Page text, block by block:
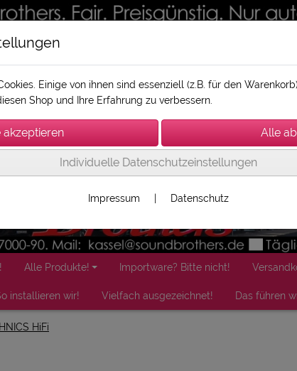
Alle Produkte! Importware? Bitte nicht!
installieren wir! Vielfach ausgezeichnet! Das führen
HiFi
Einige von ihnen sind essenziell (z.B. für den
Shop und Ihre Erfahrung zu verbessern.
Individuelle Datenschutzeinstellungen
Impressum Datenschutz